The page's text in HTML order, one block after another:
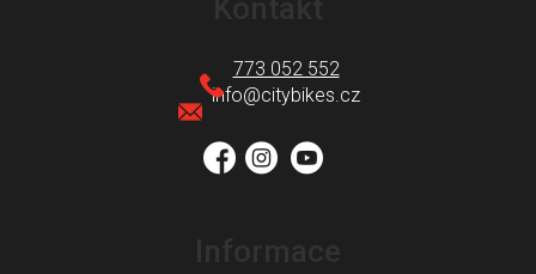
info@citybikes.cz
773 052 552